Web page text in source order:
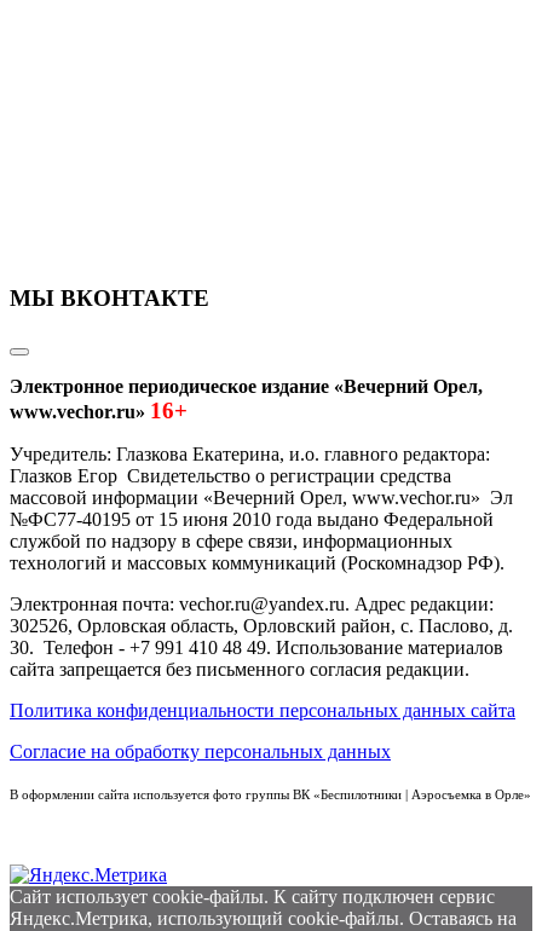
МЫ ВКОНТАКТЕ
Электронное периодическое издание «Вечерний Орел,
www.vechor.ru» 16+
Учредитель: Глазкова Екатерина, и.о. главного редактора:
Глазков Егор Свидетельство о регистрации средства
массовой информации «Вечерний Орел, www.vechor.ru» Эл
№ФС77-40195 от 15 июня 2010 года выдано Федеральной
службой по надзору в сфере связи, информационных
технологий и массовых коммуникаций (Роскомнадзор РФ).
Электронная почта: vechor.ru@yandex.ru. Адрес редакции:
302526, Орловская область, Орловский район, с. Паслово, д.
30. Телефон - +7 991 410 48 49. Использование материалов
сайта запрещается без письменного согласия редакции.
Политика конфиденциальности персональных данных сайта
Согласие на обработку персональных данных
В оформлении сайта используется фото группы ВК «Беспилотники | Аэросъемка в Орле»
Сайт использует cookie-файлы. К cайту подключен сервис
Яндекс.Метрика, использующий cookie-файлы. Оставаясь на